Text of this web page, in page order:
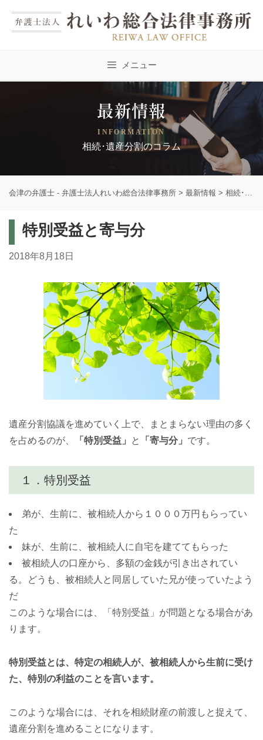
メニュー
最新情報
INFORMATION
相続･遺産分割のコラム
会津の弁護士 - 弁護士法人れいわ総合法律事務所 > 最新情報 > 相続･遺産分割のコラム
特別受益と寄与分
2018年8月18日
遺産分割協議を進めていく上で、まとまらない理由の多く
を占めるのが、
「特別受益」 と 「寄与分」 です。
１．特別受益
弟が、生前に、被相続人から１０００万円もらってい
た
妹が、生前に、被相続人に自宅を建ててもらった
被相続人の口座から、多額の金銭が引き出されてい
る。どうも、被相続人と同居していた兄が使っていたよう
だ
このような場合には、「特別受益」が問題となる場合があ
ります。
特別受益とは、特定の相続人が、被相続人から生前に受け
た、特別の利益のことを言います。
このような場合には、それを相続財産の前渡しと捉えて、
遺産分割を進めることになります。